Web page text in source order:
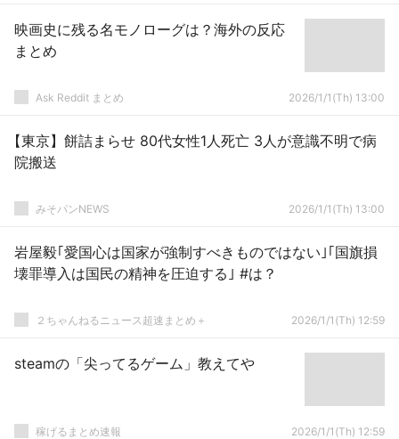
映画史に残る名モノローグは？海外の反応
まとめ
Ask Reddit まとめ 2026/1/1(Th) 13:00
【東京】餅詰まらせ 80代女性1人死亡 3人が意識不明で病
院搬送
みそパンNEWS 2026/1/1(Th) 13:00
岩屋毅｢愛国心は国家が強制すべきものではない｣｢国旗損
壊罪導入は国民の精神を圧迫する｣ #は？
２ちゃんねるニュース超速まとめ＋ 2026/1/1(Th) 12:59
steamの「尖ってるゲーム」教えてや
稼げるまとめ速報 2026/1/1(Th) 12:59